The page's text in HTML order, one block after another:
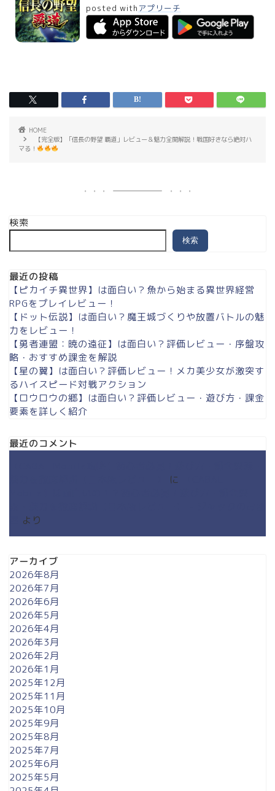
posted with アプリーチ
HOME
【完全版】「信長の野望 覇道」レビュー＆魅力全開解説！戦国好きなら絶対ハ
マる！
検索
検索
最近の投稿
【ピカイチ異世界】は面白い？魚から始まる異世界経営
RPGをプレイレビュー！
【ドット伝説】は面白い？魔王城づくりや放置バトルの魅
力をレビュー！
【勇者連盟：暁の遠征】は面白い？評価レビュー・序盤攻
略・おすすめ課金を解説
【星の翼】は面白い？評価レビュー！メカ美少女が激突す
るハイスピード対戦アクション
【ロウロウの郷】は面白い？評価レビュー・遊び方・課金
要素を詳しく紹介
最近のコメント
に
より
アーカイブ
2026年8月
2026年7月
2026年6月
2026年5月
2026年4月
2026年3月
2026年2月
2026年1月
2025年12月
2025年11月
2025年10月
2025年9月
2025年8月
2025年7月
2025年6月
2025年5月